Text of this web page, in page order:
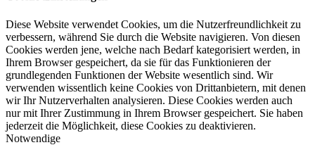
Diese Website verwendet Cookies, um die Nutzerfreundlichkeit zu
verbessern, während Sie durch die Website navigieren. Von diesen
Cookies werden jene, welche nach Bedarf kategorisiert werden, in
Ihrem Browser gespeichert, da sie für das Funktionieren der
grundlegenden Funktionen der Website wesentlich sind. Wir
verwenden wissentlich keine Cookies von Drittanbietern, mit denen
wir Ihr Nutzerverhalten analysieren. Diese Cookies werden auch
nur mit Ihrer Zustimmung in Ihrem Browser gespeichert. Sie haben
jederzeit die Möglichkeit, diese Cookies zu deaktivieren.
Notwendige